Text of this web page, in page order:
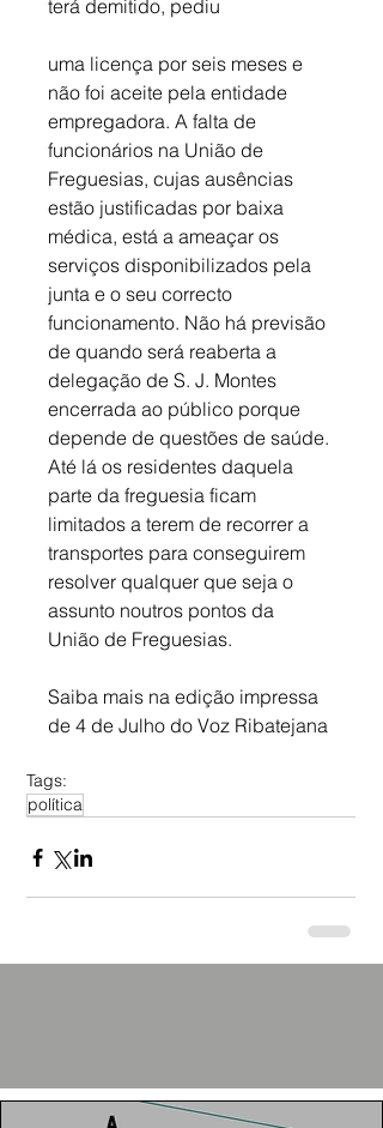
terá demitido, pediu
uma licença por seis meses e
não foi aceite pela entidade
empregadora. A falta de
funcionários na União de
Freguesias, cujas ausências
estão justificadas por baixa
médica, está a ameaçar os
serviços disponibilizados pela
junta e o seu correcto
funcionamento. Não há previsão
de quando será reaberta a
delegação de S. J. Montes
encerrada ao público porque
depende de questões de saúde.
Até lá os residentes daquela
parte da freguesia ficam
limitados a terem de recorrer a
transportes para conseguirem
resolver qualquer que seja o
assunto noutros pontos da
União de Freguesias.
Saiba mais na edição impressa
de 4 de Julho do Voz Ribatejana
Tags:
política